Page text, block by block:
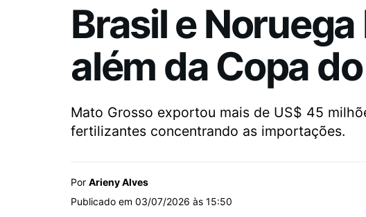
Brasil e
além da Copa
Mato Grosso exportou mais de US$ 45
fertilizantes concentrando as importações.
Por Arieny Alves
Publicado em 03/07/2026 às 15:50